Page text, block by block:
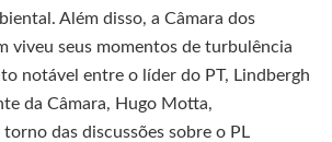
Além disso, a Câmara dos
viveu seus momentos de turbulência
notável entre o líder do PT, Lindbergh
da Câmara, Hugo Motta,
das discussões sobre o PL